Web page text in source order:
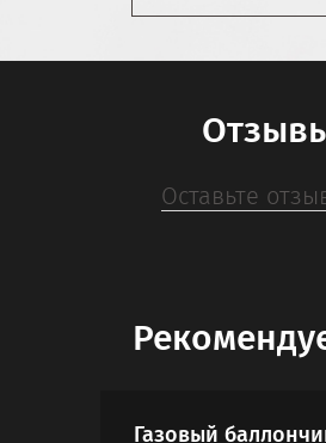
Оставьте
Газовый